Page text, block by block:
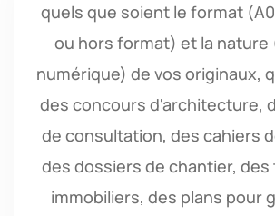
quels que soient le format
ou hors format) et la nature
numérique) de vos originaux,
des concours d'architecture,
de consultation, des cahiers
des dossiers de chantier, des
immobiliers, des plans pour